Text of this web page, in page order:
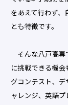
をあえて行わず、
とも特徴です。
そんな八戸高専
に挑戦できる機
グコンテスト、デ
ャレンジ、英語